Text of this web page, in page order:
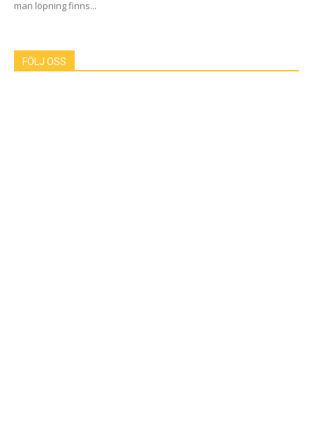
man löpning finns...
FÖLJ OSS